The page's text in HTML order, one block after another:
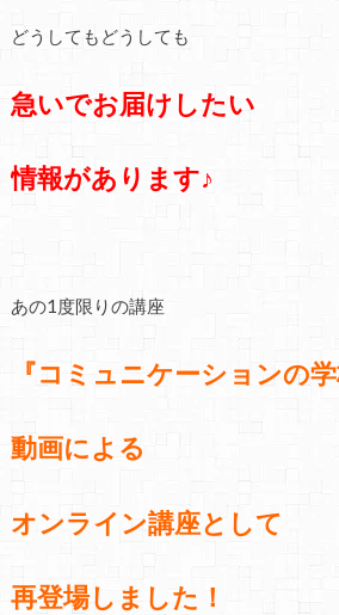
どうしてもどうしても
急いでお届けしたい
情報があります♪
あの1度限りの講座
『コミュニケーションの学
動画による
オンライン講座として
再登場しました！